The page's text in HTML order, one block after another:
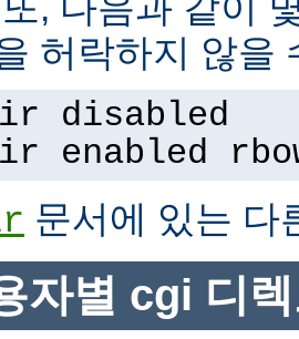
허락하지 않을
disabled
enabled
문서에 있는 다
자별 cgi 디